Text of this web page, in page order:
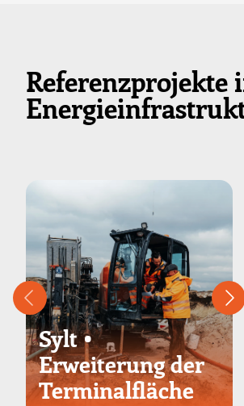
Referenzprojekte
Sylt •
Erweiterung der
Terminalfläche